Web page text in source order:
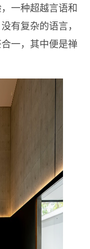
一种超越言语和
有复杂的语言，
一，其中便是禅